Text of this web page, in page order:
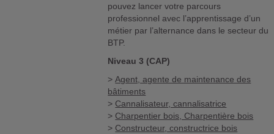
pouvez lancer votre parcours
professionnel avec l’apprentissage d’un
métier par l’alternance dans le secteur du
BTP.
Niveau 3 (CAP)
>Agent, agente de maintenance des
bâtiments
> Cannalisateur, cannalisatrice
> Charpentier bois, Charpentière bois
> Constructeur, constructrice bois